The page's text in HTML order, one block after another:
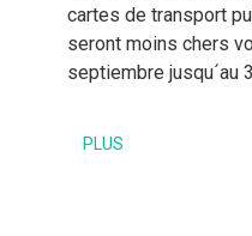
cartes de transport
seront moins chers
septiembre jusqu´au
PLUS